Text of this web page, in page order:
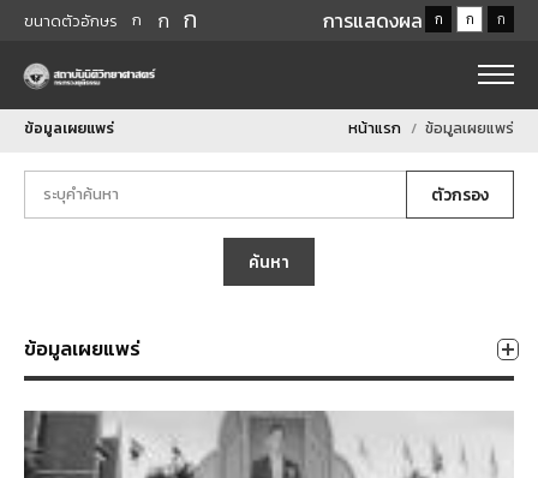
ขนาดตัวอักษร ก ก ก การแสดงผล ก ก ก
ข้อมูลเผยแพร่ หน้าแรก ข้อมูลเผยแพร่
ตัวกรอง
ค้นหา
ข้อมูลเผยแพร่